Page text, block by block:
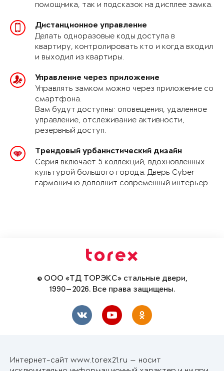
помощника, так и подсказок на дисплее замка.
Дистанционное управление
Делать одноразовые коды доступа в
квартиру, контролировать кто и когда входил
и выходил из квартиры.
Управление через приложение
Управлять замком можно через приложение со
смартфона.
Вам будут доступны: оповещения, удаленное
управление, отслеживание активности,
резервный доступ.
Трендовый урбанистический дизайн
Серия включает 5 коллекций, вдохновленных
культурой большого города. Дверь Cyber
гармонично дополнит современный интерьер.
© ООО «ТД ТОРЭКС» стальные двери,
1990—2026. Все права защищены.
Интернет-сайт www.torex21.ru — носит